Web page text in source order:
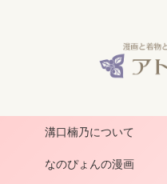
溝口楠乃について
なのぴょんの漫画